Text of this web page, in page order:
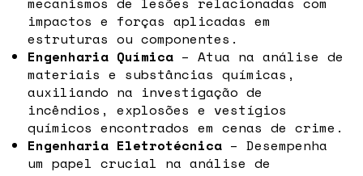
impactos e forças aplicadas em
estruturas ou componentes.
Engenharia Química – Atua na análise de
materiais e substâncias químicas,
auxiliando na investigação de
incêndios, explosões e vestígios
químicos encontrados em cenas de crime.
Engenharia Eletrotécnica – Desempenha
um papel crucial na análise de